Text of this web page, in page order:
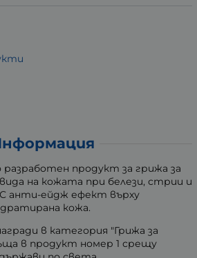
разработен продукт за грижа за
на кожата при белези, стрии и
анти-ейдж ефект върху
кожа.
в категория "Грижа за
в продукт номер 1 срещу